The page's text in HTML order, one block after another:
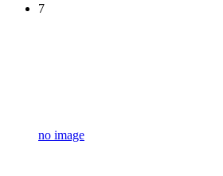
7
no image